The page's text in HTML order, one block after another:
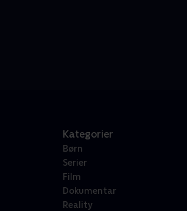
Kategorier
Børn
Serier
Film
Dokumentar
Reality